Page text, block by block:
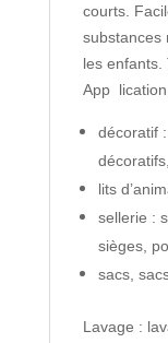
courts.
substances
les enfants.
App
décoratif
lits
sellerie :
sièges,
sacs,
Lavage :